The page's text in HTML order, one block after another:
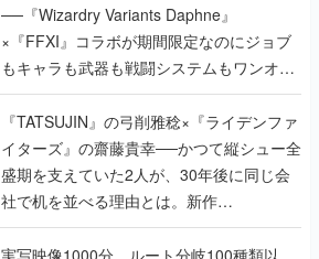
──『Wizardry Variants Daphne』
×『FFXI』コラボが期間限定なのにジョブ
もキャラも武器も戦闘システムもワンオフ
で作り込まれた理由を両ディレクターに聞
く
『TATSUJIN』の弓削雅稔×『ライデンファ
イターズ』の齋藤貴幸──かつて縦シュー全
盛期を支えていた2人が、30年後に同じ会
社で机を並べる理由とは。新作
『TATSUJIN EXTREME』で初タッグを組
んだレジェンド2人に訊く開発秘話
実写映像1000分、ルート分岐100種類以